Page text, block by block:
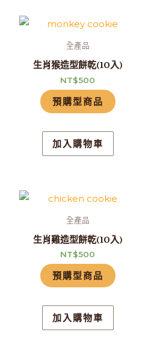
全產品
生肖猴造型餅乾(10入)
NT$500
預購型商品
加入購物車
全產品
生肖雞造型餅乾(10入)
NT$500
預購型商品
加入購物車